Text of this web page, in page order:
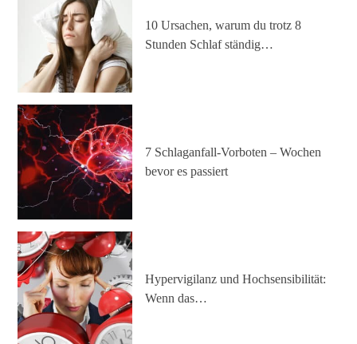
10 Ursachen, warum du trotz 8
Stunden Schlaf ständig…
7 Schlaganfall-Vorboten – Wochen
bevor es passiert
Hypervigilanz und Hochsensibilität:
Wenn das…